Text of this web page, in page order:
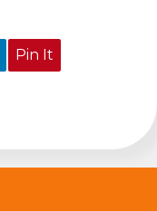
Pin It